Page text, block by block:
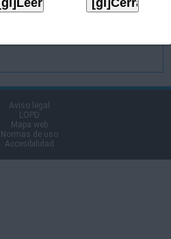
Aviso legal
LOPD
Mapa web
Normas de uso
Accesibilidad